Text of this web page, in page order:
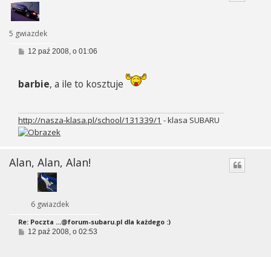
5 gwiazdek
P12 paź 2008, o 01:06
barbie, a ile to kosztuje
http://nasza-klasa.pl/school/131339/1 - klasa SUBARU
Alan, Alan, Alan!
6 gwiazdek
Re: Poczta ...@forum-subaru.pl dla każdego :)
P12 paź 2008, o 02:53